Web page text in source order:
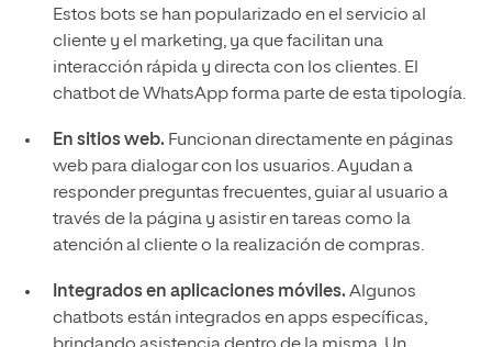
Estos bots se han popularizado en el servicio al
cliente y el marketing, ya que facilitan una
interacción rápida y directa con los clientes. El
chatbot de WhatsApp forma parte de esta tipología.
En sitios web. Funcionan directamente en páginas
web para dialogar con los usuarios. Ayudan a
responder preguntas frecuentes, guiar al usuario a
través de la página y asistir en tareas como la
atención al cliente o la realización de compras.
Integrados en aplicaciones móviles. Algunos
chatbots están integrados en apps específicas,